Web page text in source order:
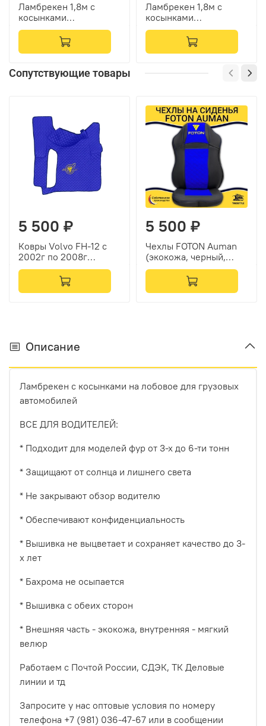
Ламбрекен 1,8м с
косынками
универсальные
стеганые Роза Ветров
(экокожа, красный,
Ламбрекен 1,8м с
косынками
универсальные
стеганые Роза Ветров
(экокожа, черный,
Сопутствующие товары
5 500 ₽
Ковры Volvo FH-12 с
2002г по 2008г
(механика) (экокожа,
синий, синий кант,
желтая вышивка)
5 500 ₽
Чехлы FOTON Auman
(экокожа, черный,
синяя вставка)
Описание
Ламбрекен с косынками на лобовое для грузовых
автомобилей
ВСЕ ДЛЯ ВОДИТЕЛЕЙ:
* Подходит для моделей фур от 3-х до 6-ти тонн
* Защищают от солнца и лишнего света
* Не закрывают обзор водителю
* Обеспечивают конфиденциальность
* Вышивка не выцветает и сохраняет качество до 3-
х лет
* Бахрома не осыпается
* Вышивка с обеих сторон
* Внешняя часть - экокожа, внутренняя - мягкий
велюр
Работаем с Почтой России, СДЭК, ТК Деловые
линии и тд
Запросите у нас оптовые условия по номеру
телефона +7 (981) 036-47-67 или в сообщении